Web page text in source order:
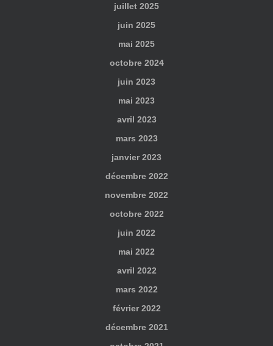
juillet 2025
juin 2025
mai 2025
octobre 2024
juin 2023
mai 2023
avril 2023
mars 2023
janvier 2023
décembre 2022
novembre 2022
octobre 2022
juin 2022
mai 2022
avril 2022
mars 2022
février 2022
décembre 2021